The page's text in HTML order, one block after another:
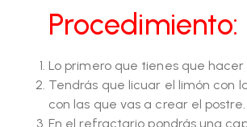
Procedimiento:
Lo primero que tienes que
Tendrás que licuar el limón con
con las que vas a crear el postre.
En el refractario pondrás una